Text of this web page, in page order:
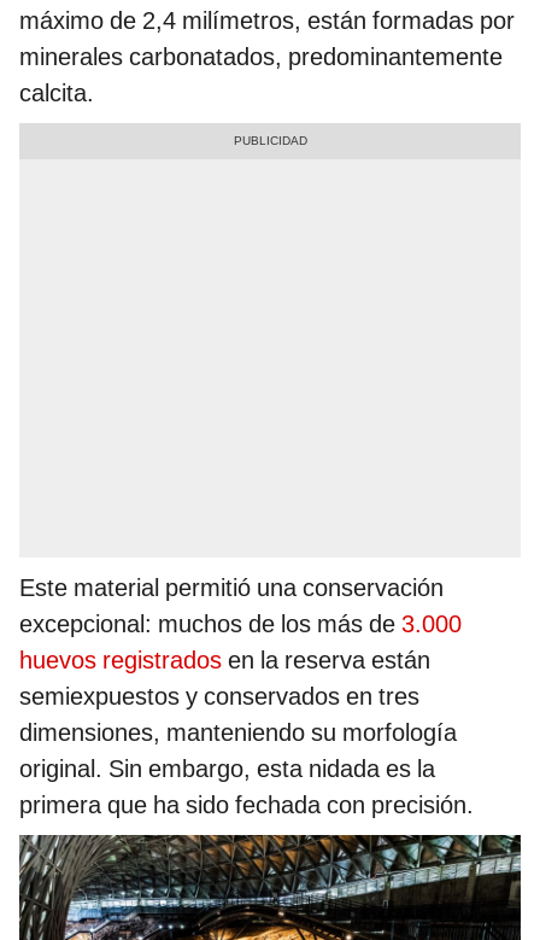
máximo de 2,4 milímetros, están formadas por
minerales carbonatados, predominantemente
calcita.
Este material permitió una conservación
excepcional: muchos de los más de 3.000
huevos registrados en la reserva están
semiexpuestos y conservados en tres
dimensiones, manteniendo su morfología
original. Sin embargo, esta nidada es la
primera que ha sido fechada con precisión.